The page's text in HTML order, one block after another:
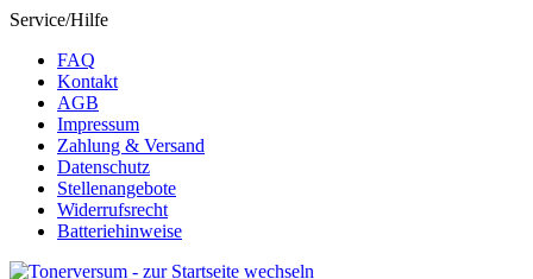
Service/Hilfe
FAQ
Kontakt
AGB
Impressum
Zahlung & Versand
Datenschutz
Stellenangebote
Widerrufsrecht
Batteriehinweise